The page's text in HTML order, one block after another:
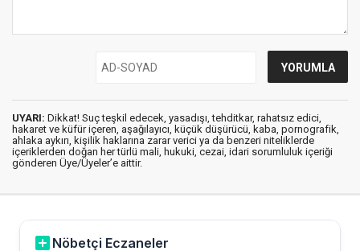
UYARI: Dikkat! Suç teşkil edecek, yasadışı, tehditkar, rahatsız edici,
hakaret ve küfür içeren, aşağılayıcı, küçük düşürücü, kaba, pornografik,
ahlaka aykırı, kişilik haklarına zarar verici ya da benzeri niteliklerde
içeriklerden doğan her türlü mali, hukuki, cezai, idari sorumluluk içeriği
gönderen Üye/Üyeler’e aittir.